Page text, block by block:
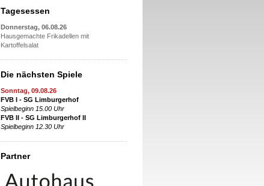
Tagesessen
Donnerstag, 06.08.26
Hausgemachte Frikadellen mit
Kartoffelsalat
Die nächsten Spiele
Sonntag, 09.08.26
FVB I - SG Limburgerhof
Spielbeginn 15.00 Uhr
FVB II - SG Limburgerhof II
Spielbeginn 12.30 Uhr
Partner